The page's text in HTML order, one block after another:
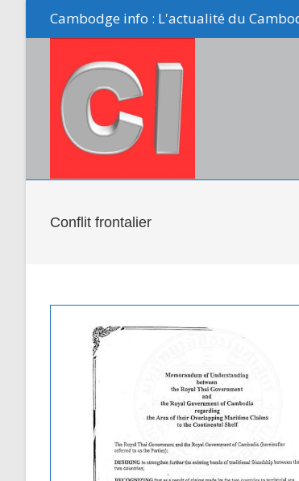
Cambodge info : L'actualité du
Conflit frontalier